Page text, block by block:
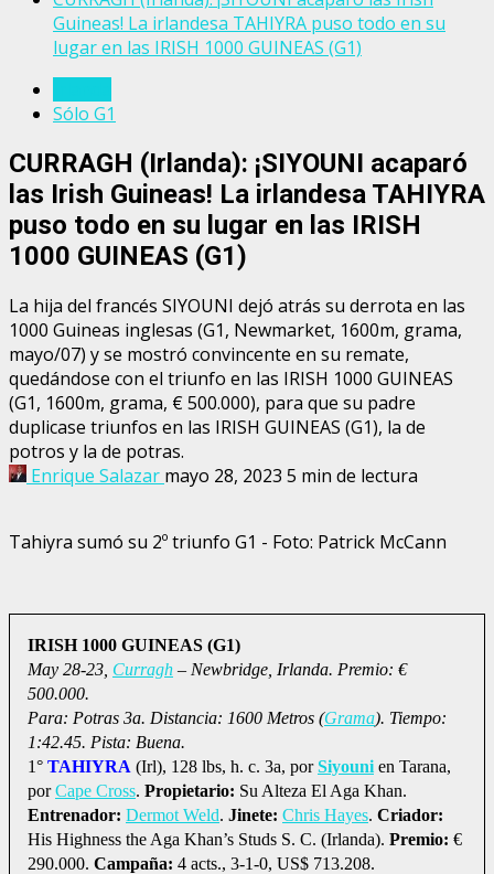
Guineas! La irlandesa TAHIYRA puso todo en su
lugar en las IRISH 1000 GUINEAS (G1)
Sólo G1
CURRAGH (Irlanda): ¡SIYOUNI acaparó
las Irish Guineas! La irlandesa TAHIYRA
puso todo en su lugar en las IRISH
1000 GUINEAS (G1)
La hija del francés SIYOUNI dejó atrás su derrota en las
1000 Guineas inglesas (G1, Newmarket, 1600m, grama,
mayo/07) y se mostró convincente en su remate,
quedándose con el triunfo en las IRISH 1000 GUINEAS
(G1, 1600m, grama, € 500.000), para que su padre
duplicase triunfos en las IRISH GUINEAS (G1), la de
potros y la de potras.
Enrique Salazar mayo 28, 2023 5 min de lectura
Tahiyra sumó su 2º triunfo G1 - Foto: Patrick McCann
IRISH 1000 GUINEAS (G1)
May 28-23, Curragh – Newbridge, Irlanda. Premio: €
500.000.
Para: Potras 3a. Distancia: 1600 Metros (Grama). Tiempo:
1:42.45. Pista: Buena.
1° TAHIYRA (Irl), 128 lbs, h. c. 3a, porSiyouni en Tarana,
porCape Cross. Propietario: Su Alteza El Aga Khan.
Entrenador: Dermot Weld. Jinete: Chris Hayes. Criador:
His Highness the Aga Khan’s Studs S. C. (Irlanda). Premio: €
290.000. Campaña: 4 acts., 3-1-0, US$ 713.208.